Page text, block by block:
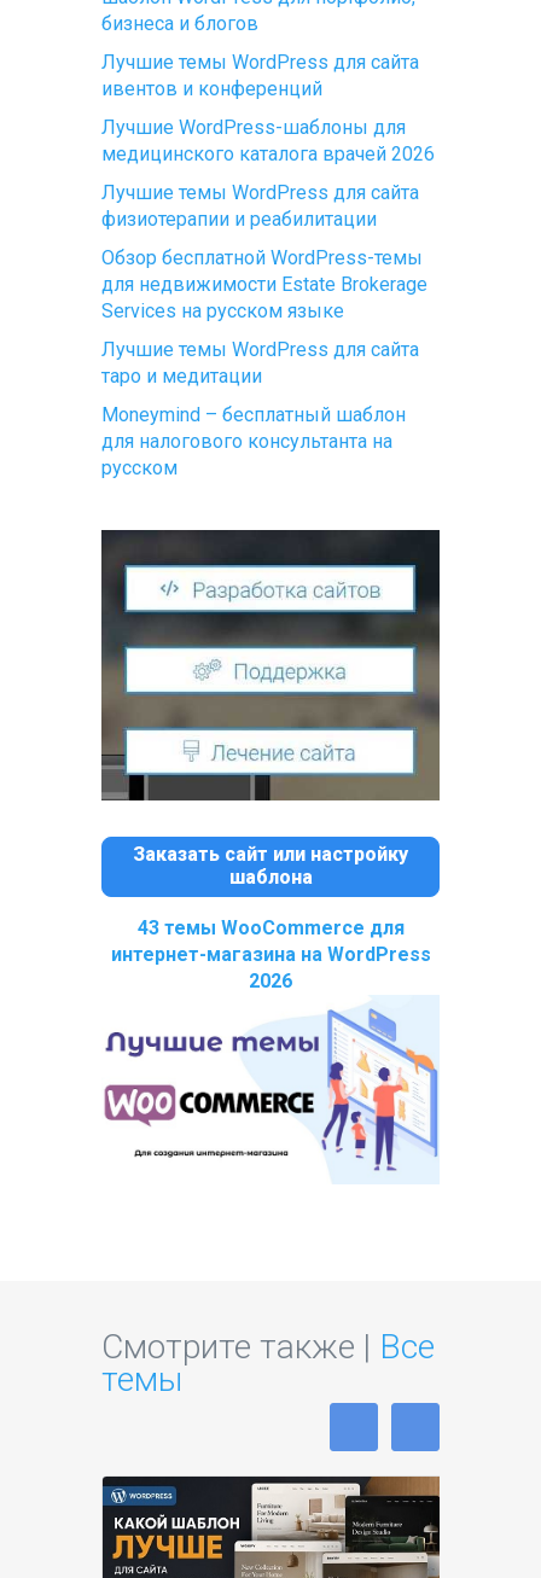
бизнеса и блогов
Лучшие темы WordPress для сайта
ивентов и конференций
Лучшие WordPress-шаблоны для
медицинского каталога врачей 2026
Лучшие темы WordPress для сайта
физиотерапии и реабилитации
Обзор бесплатной WordPress-темы
для недвижимости Estate Brokerage
Services на русском языке
Лучшие темы WordPress для сайта
таро и медитации
Moneymind – бесплатный шаблон
для налогового консультанта на
русском
Заказать сайт или настройку
шаблона
43 темы WooCommerce для
интернет-магазина на WordPress
2026
Смотрите также | Все
темы